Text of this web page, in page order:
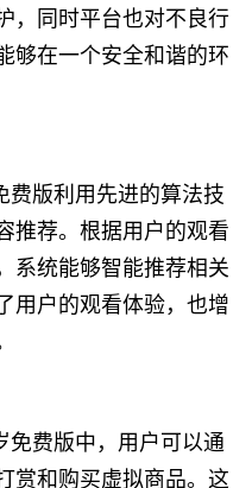
，同时平台也对不良行
够在一个安全和谐的环
费版利用先进的算法技
推荐。根据用户的观看
系统能够智能推荐相关
用户的观看体验，也增
免费版中，用户可以通
赏和购买虚拟商品。这